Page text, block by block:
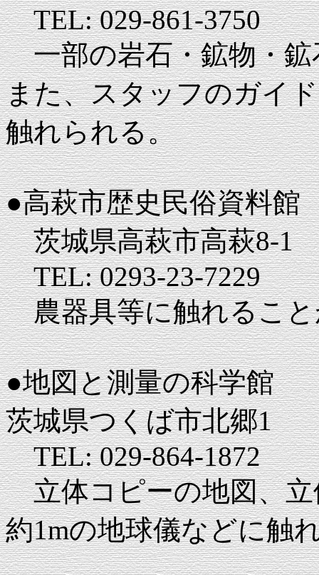
TEL: 029-861-3750
一部の岩石・鉱物・鉱
また、スタッフのガイ
触れられる。
●高萩市歴史民俗資料館
茨城県高萩市高萩8-1
TEL: 0293-23-7229
農器具等に触れること
●地図と測量の科学館
茨城県つくば市北郷1
TEL: 029-864-1872
立体コピーの地図、立
約1mの地球儀などに触